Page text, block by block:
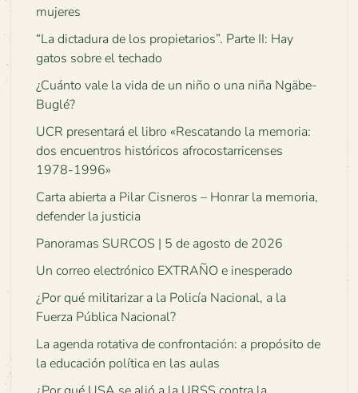
mujeres
“La dictadura de los propietarios”. Parte II: Hay
gatos sobre el techado
¿Cuánto vale la vida de un niño o una niña Ngäbe-
Buglé?
UCR presentará el libro «Rescatando la memoria:
dos encuentros históricos afrocostarricenses
1978-1996»
Carta abierta a Pilar Cisneros – Honrar la memoria,
defender la justicia
Panoramas SURCOS | 5 de agosto de 2026
Un correo electrónico EXTRAÑO e inesperado
¿Por qué militarizar a la Policía Nacional, a la
Fuerza Pública Nacional?
La agenda rotativa de confrontación: a propósito de
la educación política en las aulas